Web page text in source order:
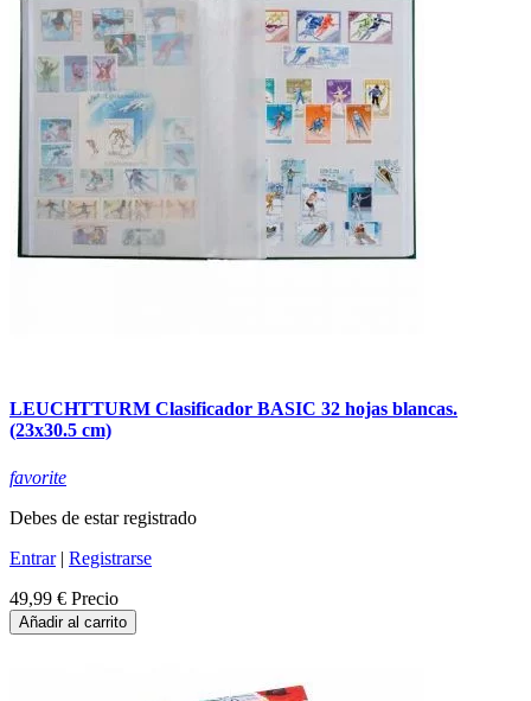
LEUCHTTURM Clasificador BASIC 32 hojas blancas.
(23x30.5 cm)
favorite
Debes de estar registrado
Entrar| Registrarse
49,99 € Precio
Añadir al carrito